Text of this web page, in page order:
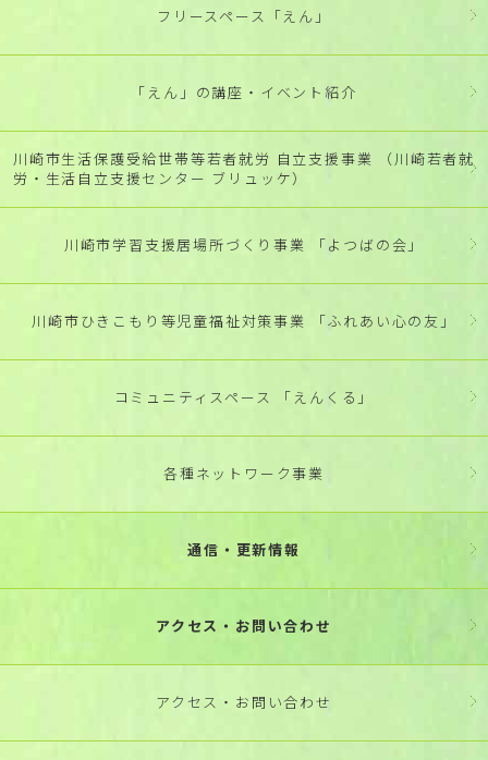
フリースペース「えん」
「えん」の講座・イベント紹介
川崎市生活保護受給世帯等若者就労 自立支援事業 （川崎若者就
労・生活自立支援センター ブリュッケ）
川崎市学習支援居場所づくり事業 「よつばの会」
川崎市ひきこもり等児童福祉対策事業 「ふれあい心の友」
コミュニティスペース 「えんくる」
各種ネットワーク事業
通信・更新情報
アクセス・お問い合わせ
アクセス・お問い合わせ